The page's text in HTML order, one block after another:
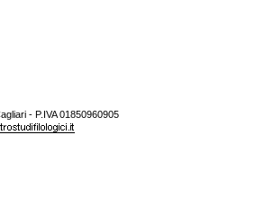
- P.IVA 01850960905